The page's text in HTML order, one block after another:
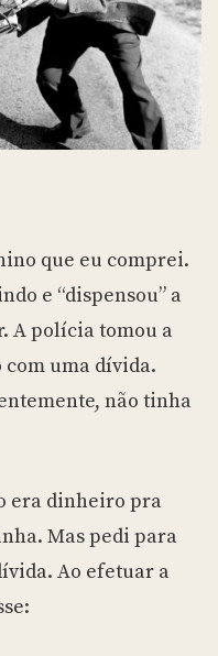
que eu comprei.
e “dispensou” a
A polícia tomou a
uma dívida.
não tinha
era dinheiro pra
Mas pedi para
Ao efetuar a